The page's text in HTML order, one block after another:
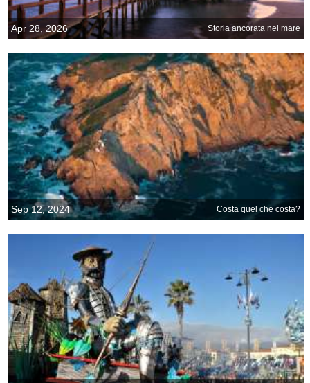
Apr 28, 2026 Storia ancorata nel mare
Sep 12, 2024 Costa quel che costa?